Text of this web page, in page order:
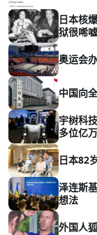
日本核
狱很唏嘘
奥运会
中国向
宇树科
多位亿
日本82
泽连斯
想法
外国人